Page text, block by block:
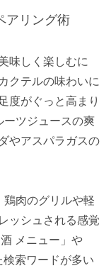
アリング術
味しく楽しむに
クテルの味わいに
度がぐっと高まり
ーツジュースの爽
やアスパラガスの
鶏肉のグリルや軽
ッシュされる感覚
メニュー」や
検索ワードが多い